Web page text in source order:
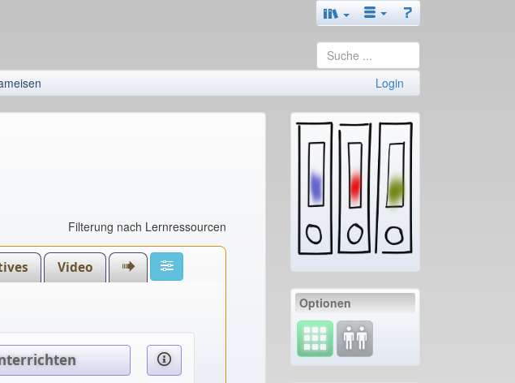
Login
Filterung nach Lernressourcen
Video
Optionen